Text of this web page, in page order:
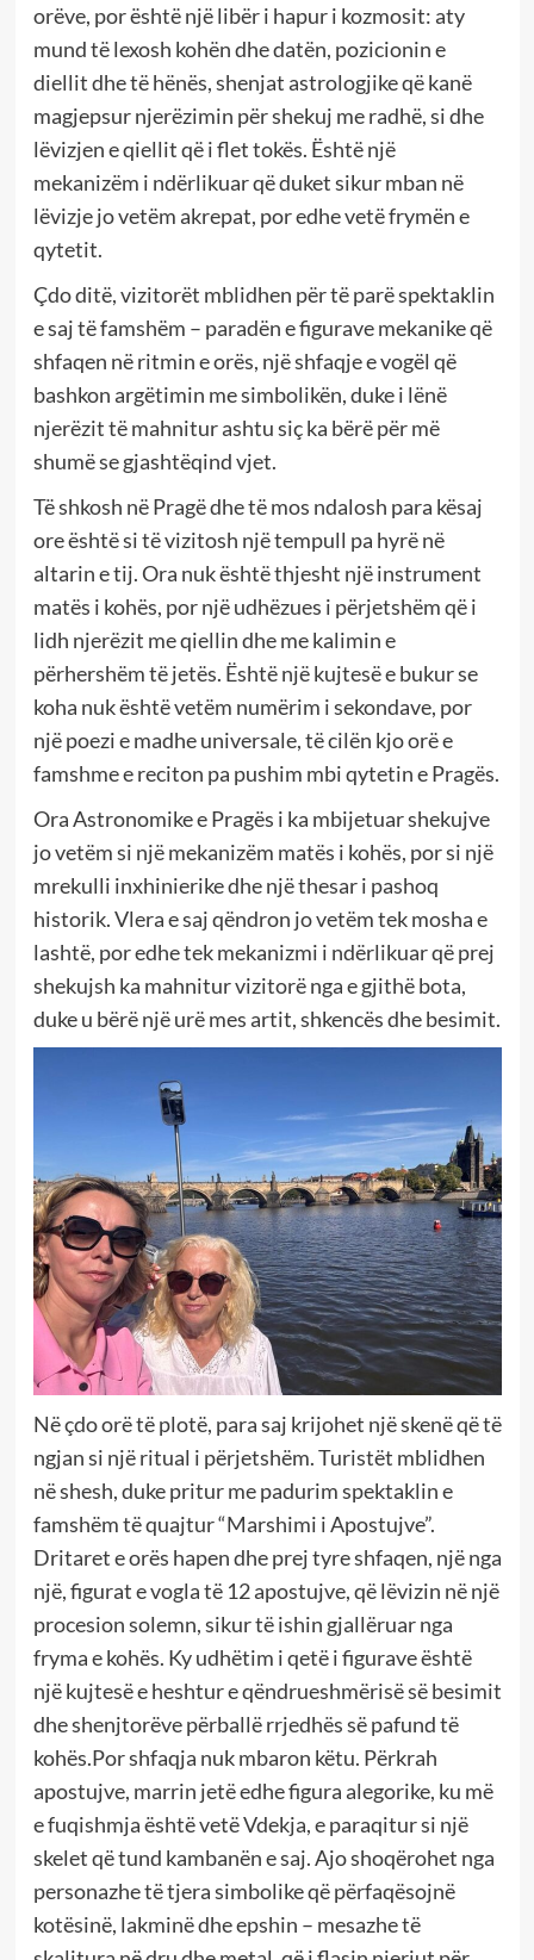
orëve, por është një libër i hapur i kozmosit: aty
mund të lexosh kohën dhe datën, pozicionin e
diellit dhe të hënës, shenjat astrologjike që kanë
magjepsur njerëzimin për shekuj me radhë, si dhe
lëvizjen e qiellit që i flet tokës. Është një
mekanizëm i ndërlikuar që duket sikur mban në
lëvizje jo vetëm akrepat, por edhe vetë frymën e
qytetit.
Çdo ditë, vizitorët mblidhen për të parë spektaklin
e saj të famshëm – paradën e figurave mekanike që
shfaqen në ritmin e orës, një shfaqje e vogël që
bashkon argëtimin me simbolikën, duke i lënë
njerëzit të mahnitur ashtu siç ka bërë për më
shumë se gjashtëqind vjet.
Të shkosh në Pragë dhe të mos ndalosh para kësaj
ore është si të vizitosh një tempull pa hyrë në
altarin e tij. Ora nuk është thjesht një instrument
matës i kohës, por një udhëzues i përjetshëm që i
lidh njerëzit me qiellin dhe me kalimin e
përhershëm të jetës. Është një kujtesë e bukur se
koha nuk është vetëm numërim i sekondave, por
një poezi e madhe universale, të cilën kjo orë e
famshme e reciton pa pushim mbi qytetin e Pragës.
Ora Astronomike e Pragës i ka mbijetuar shekujve
jo vetëm si një mekanizëm matës i kohës, por si një
mrekulli inxhinierike dhe një thesar i pashoq
historik. Vlera e saj qëndron jo vetëm tek mosha e
lashtë, por edhe tek mekanizmi i ndërlikuar që prej
shekujsh ka mahnitur vizitorë nga e gjithë bota,
duke u bërë një urë mes artit, shkencës dhe besimit.
Në çdo orë të plotë, para saj krijohet një skenë që të
ngjan si një ritual i përjetshëm. Turistët mblidhen
në shesh, duke pritur me padurim spektaklin e
famshëm të quajtur “Marshimi i Apostujve”.
Dritaret e orës hapen dhe prej tyre shfaqen, një nga
një, figurat e vogla të 12 apostujve, që lëvizin në një
procesion solemn, sikur të ishin gjallëruar nga
fryma e kohës. Ky udhëtim i qetë i figurave është
një kujtesë e heshtur e qëndrueshmërisë së besimit
dhe shenjtorëve përballë rrjedhës së pafund të
kohës.Por shfaqja nuk mbaron këtu. Përkrah
apostujve, marrin jetë edhe figura alegorike, ku më
e fuqishmja është vetë Vdekja, e paraqitur si një
skelet që tund kambanën e saj. Ajo shoqërohet nga
personazhe të tjera simbolike që përfaqësojnë
kotësinë, lakminë dhe epshin – mesazhe të